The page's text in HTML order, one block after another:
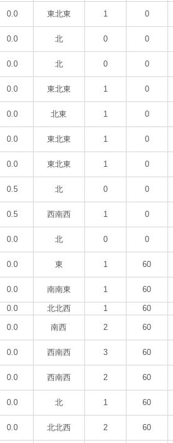
0.0 東北東 1 0
0.0 北 0 0
0.0 北 0 0
0.0 東北東 1 0
0.0 北東 1 0
0.0 東北東 1 0
0.0 東北東 1 0
0.5 北 0 0
0.5 西南西 1 0
0.0 北 0 0
0.0 東 1 60
0.0 南南東 1 60
0.0 北北西 1
60
0.0 南西 2 60
0.0 西南西 3 60
0.0 西南西 2 60
0.0 北 1 60
0.0 北北西 2 60